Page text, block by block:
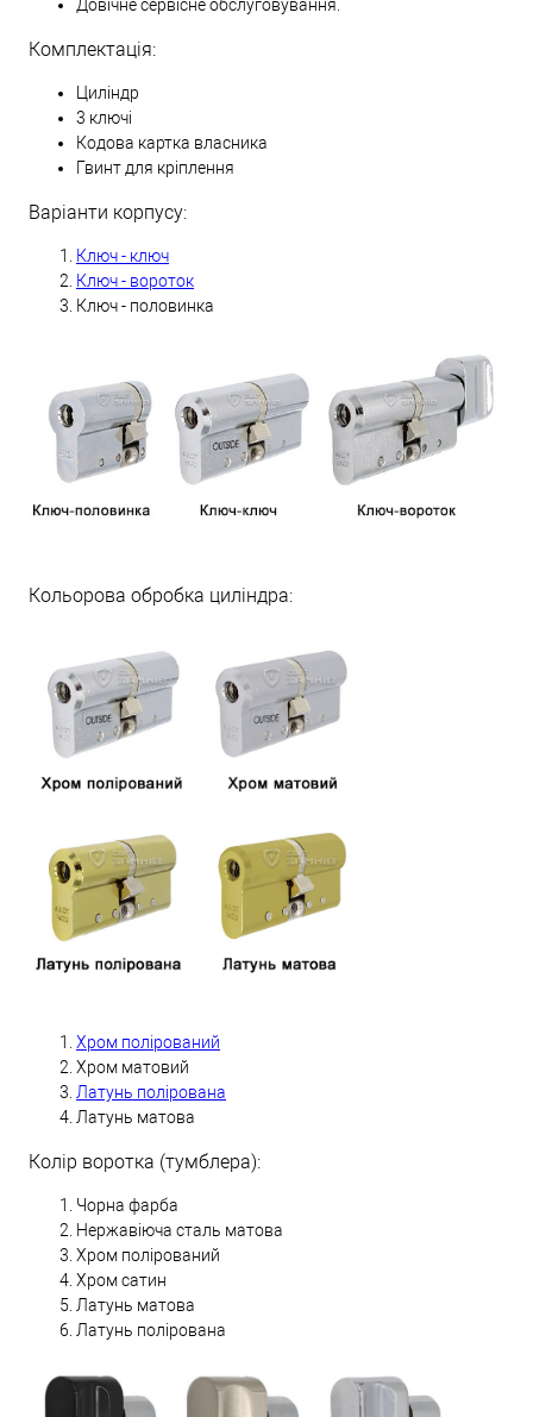
Довічне сервісне обслуговування.
Комплектація:
Циліндр
3 ключі
Кодова картка власника
Гвинт для кріплення
Варіанти корпусу:
Ключ - ключ
Ключ - вороток
Ключ - половинка
Кольорова обробка циліндра:
Хром полірований
Хром матовий
Латунь полірована
Латунь матова
Колір воротка (тумблера):
Чорна фарба
Нержавіюча сталь матова
Хром полірований
Хром сатин
Латунь матова
Латунь полірована